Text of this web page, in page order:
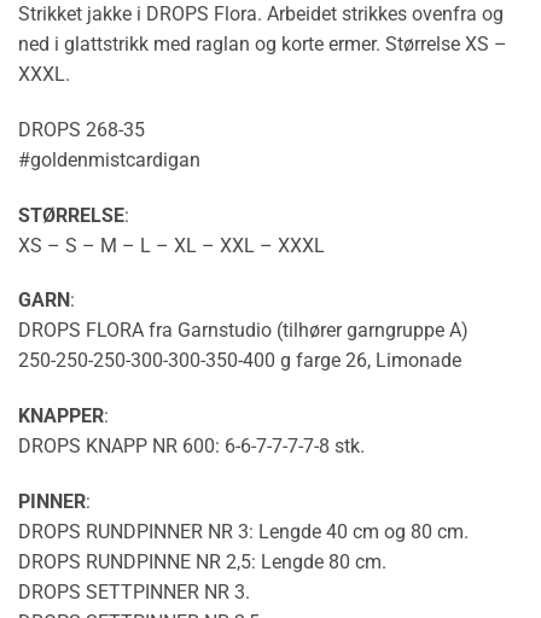
Strikket jakke i DROPS Flora. Arbeidet strikkes ovenfra og
ned i glattstrikk med raglan og korte ermer. Størrelse XS –
XXXL.
DROPS 268-35
#goldenmistcardigan
STØRRELSE:
XS – S – M – L – XL – XXL – XXXL
GARN :
DROPS FLORA fra Garnstudio (tilhører garngruppe A)
250-250-250-300-300-350-400 g farge 26, Limonade
KNAPPER:
DROPS KNAPP NR 600: 6-6-7-7-7-7-8 stk.
PINNER:
DROPS RUNDPINNER NR 3: Lengde 40 cm og 80 cm.
DROPS RUNDPINNE NR 2,5: Lengde 80 cm.
DROPS SETTPINNER NR 3.